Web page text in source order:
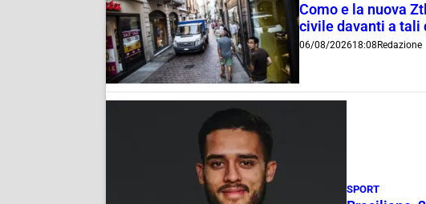
Como e la nuova
civile davanti a tali
06/08/202618:08Redazione
SPORT